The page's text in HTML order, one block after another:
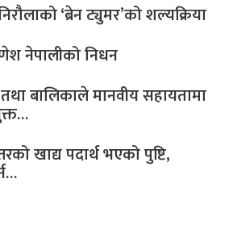
‘ब्रेन ट्युमर’को शल्यक्रिया
नेपालीको निधन
बालिकाले मानवीय सहायतामा
खाद्य पदार्थ भएको पुष्टि,